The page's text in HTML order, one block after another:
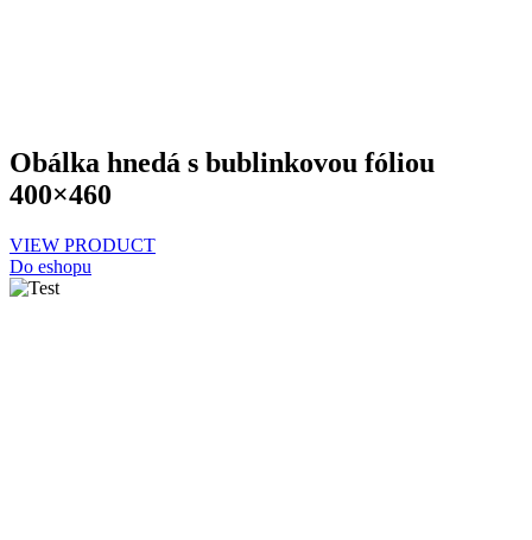
Obálka hnedá s bublinkovou fóliou
400×460
VIEW PRODUCT
Do eshopu